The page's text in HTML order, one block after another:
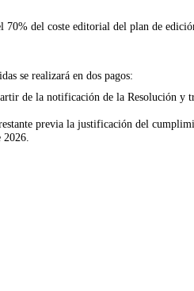
70% del coste editorial del plan de
se realizará en dos pagos:
de la notificación de la Resolución y
previa la justificación del